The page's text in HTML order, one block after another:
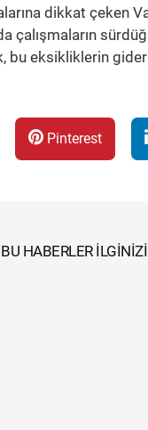
dikkat çeken
çalışmaların
bu eksikliklerin
Pinterest
BU HABERLER